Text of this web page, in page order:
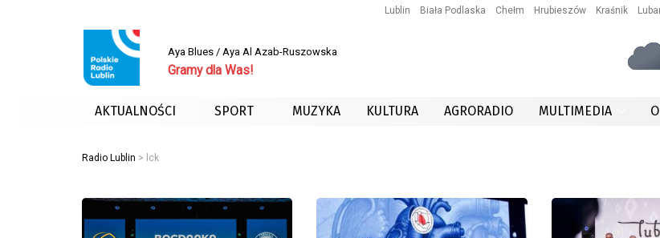
Lublin Biała Podlaska Chełm Hrubieszów Kraśnik
Aya Blues / Aya Al Azab-Ruszowska
Gramy dla Was!
AKTUALNOŚCI SPORT MUZYKA KULTURA AGRORADIO MULTIMEDIA
Radio Lublin > lck